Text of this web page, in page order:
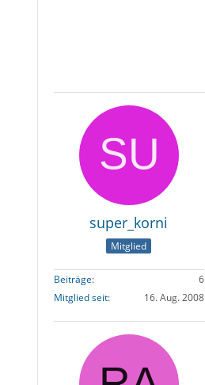
super_korni
Mitglied
Beiträge
6
Mitglied seit
16. Aug. 2008